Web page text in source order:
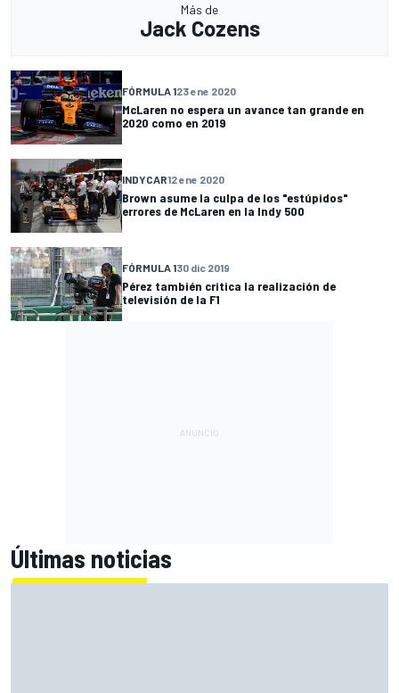
Más de
Jack Cozens
FÓRMULA 123 ene 2020
McLaren no espera un avance tan grande en
2020 como en 2019
INDYCAR12 ene 2020
Brown asume la culpa de los "estúpidos"
errores de McLaren en la Indy 500
FÓRMULA 130 dic 2019
Pérez también critica la realización de
televisión de la F1
Últimas noticias